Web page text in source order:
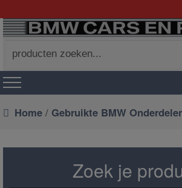
naar:
Home / Gebruikte BMW
Zoek je